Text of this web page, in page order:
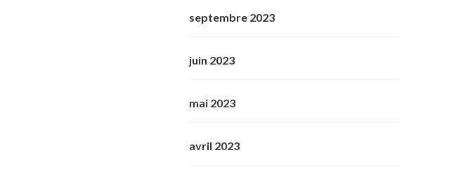
septembre 2023
juin 2023
mai 2023
avril 2023